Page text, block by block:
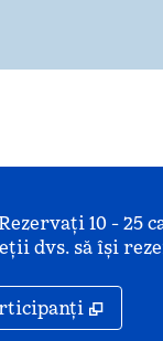
10 - 25
dvs. să își
,